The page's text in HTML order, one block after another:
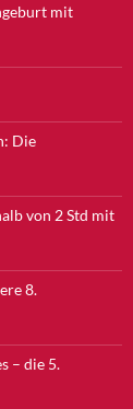
mit
Die
von 2 Std mit
8.
– die 5.